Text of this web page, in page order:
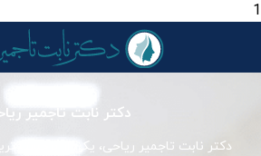
1
دکتر نابت تاجمیر
دکتر نابت تاجمیر ریاحی، یکی از